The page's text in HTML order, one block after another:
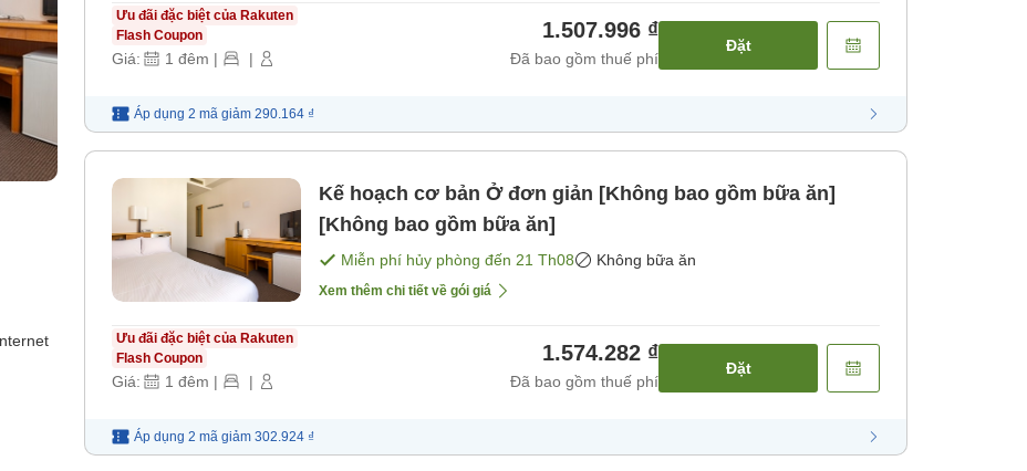
Ưu đãi đặc biệt của Rakuten
Flash Coupon
Giá: 1 đêm | |
1.507.996 ₫
Đã bao gồm thuế phí
Đặt
Áp dụng 2 mã giảm 290.164 ₫
Kế hoạch cơ bản Ở đơn giản [Không bao gồm bữa ăn]
[Không bao gồm bữa ăn]
Miễn phí hủy phòng đến 21 Th08 Không bữa ăn
Xem thêm chi tiết về gói giá
Ưu đãi đặc biệt của Rakuten
Flash Coupon
Giá: 1 đêm | |
1.574.282 ₫
Đã bao gồm thuế phí
Đặt
Áp dụng 2 mã giảm 302.924 ₫